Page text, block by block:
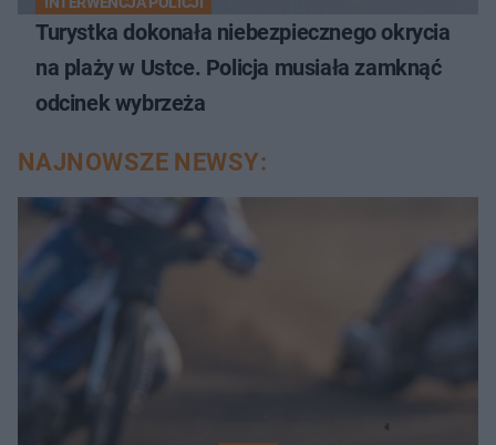
Turystka dokonała niebezpiecznego okrycia
na plaży w Ustce. Policja musiała zamknąć
odcinek wybrzeża
NAJNOWSZE NEWSY: